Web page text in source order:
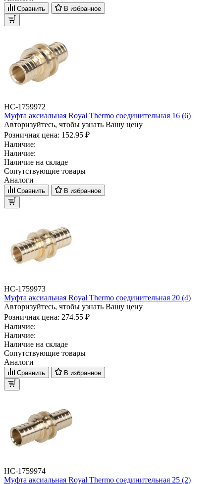
Сравнить В избранное
НС-1759972
Муфта аксиальная Royal Thermo соединительная 16 (6)
Авторизуйтесь, чтобы узнать Вашу цену
Розничная цена: 152.95 ₽
Наличие:
Наличие:
Наличие на складе
Сопутствующие товары
Аналоги
Сравнить В избранное
НС-1759973
Муфта аксиальная Royal Thermo соединительная 20 (4)
Авторизуйтесь, чтобы узнать Вашу цену
Розничная цена: 274.55 ₽
Наличие:
Наличие:
Наличие на складе
Сопутствующие товары
Аналоги
Сравнить В избранное
НС-1759974
Муфта аксиальная Royal Thermo соединительная 25 (2)